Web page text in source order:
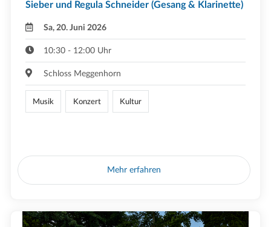
Sieber und Regula Schneider (Gesang & Klarinette)
Sa, 20. Juni 2026
10:30 - 12:00 Uhr
Schloss Meggenhorn
Musik Konzert Kultur
Mehr erfahren